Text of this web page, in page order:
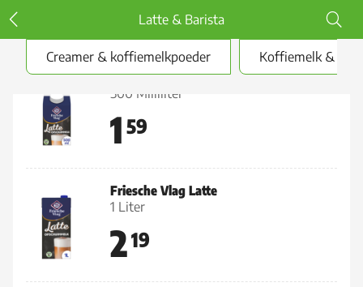
Latte & Barista
Creamer & koffiemelkpoeder
Koffiemelk &
Friesche Vlag Latte
500 Milliliter
1 59
Friesche Vlag Latte
1 Liter
219